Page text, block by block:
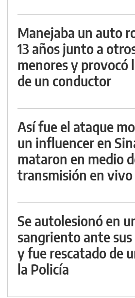
Manejaba un auto
13 años junto a
menores y provocó
de un conductor
Así fue el ataque
un influencer en
mataron en medio
transmisión en vivo
Se autolesionó en
sangriento ante
y fue rescatado de
la Policía